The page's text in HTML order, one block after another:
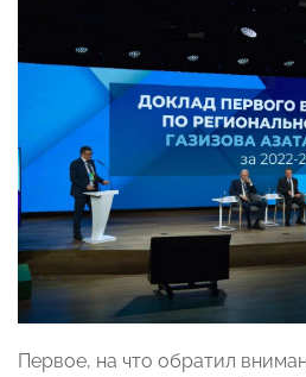
Первое, на что обратил